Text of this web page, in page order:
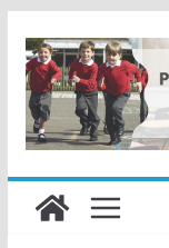
treści